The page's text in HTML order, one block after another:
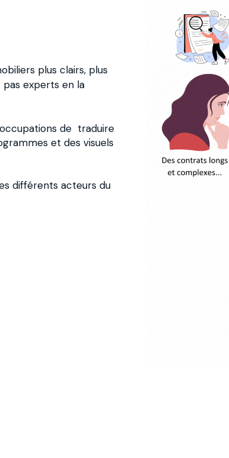
plus clairs, plus
experts en la
de  traduire
et des visuels
différents acteurs du